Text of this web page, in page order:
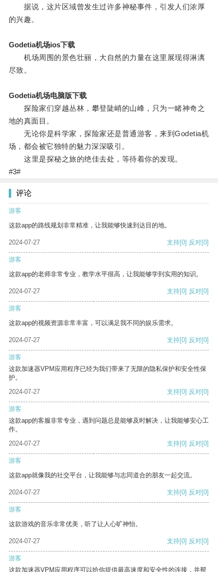
据说，这片区域曾发生过许多神秘事件，引发人们浓厚
的兴趣。
Godetia机场ios下载
机场周围的景色壮丽，大自然的力量在这里展现得淋漓
尽致。
Godetia机场电脑版下载
探险家们穿越丛林，攀登陡峭的山峰，只为一睹神奇之
地的真面目。
无论你是科学家，探险家还是普通游客，来到Godetia机
场，都会被它独特的魅力深深吸引。
这里是探秘之旅的绝佳去处，等待着你的发现。
#3#
评论
游客
这款app的路线规划非常精准，让我能够快速到达目的地。
2024-07-27 支持[0] 反对[0]
游客
这款app的老师非常专业，教学水平很高，让我能够学到实用的知识。
2024-07-27 支持[0] 反对[0]
游客
这款app的视频资源非常丰富，可以满足我不同的娱乐需求。
2024-07-27 支持[0] 反对[0]
游客
这款加速器VPM应用程序已经为我们带来了无限的隐私保护和安全性保
护。
2024-07-27
支持[0] 反对[0]
游客
这款app的客服非常专业，遇到问题总是能够及时解决，让我能够安心工
作。
2024-07-27
支持[0] 反对[0]
游客
这款app就像我的社交平台，让我能够与志同道合的朋友一起交流。
2024-07-27 支持[0] 反对[0]
游客
这款游戏的音乐非常优美，听了让人心旷神怡。
2024-07-27 支持[0] 反对[0]
游客
这款加速器VPM应用程序可以给你提供最高速度和安全性的连接，并帮